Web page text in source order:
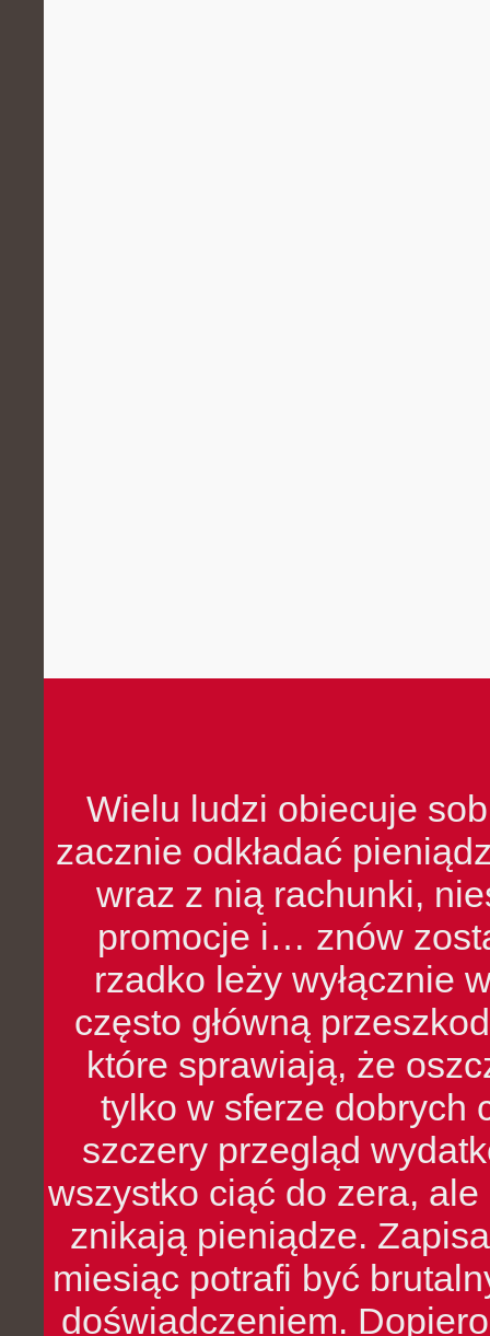
Wielu ludzi obiecuje
zacznie odkładać
wraz z nią rachunki,
promocje i… znów
rzadko leży wyłącznie
często główną
które sprawiają, że
tylko w sferze dobrych
szczery przegląd
wszystko ciąć do zera,
znikają pieniądze.
miesiąc potrafi być
doświadczeniem.